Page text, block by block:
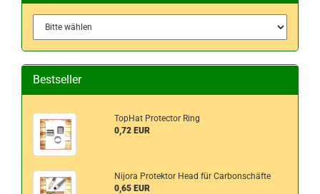
Bestseller
TopHat Protector Ring
0,72 EUR
Nijora Protektor Head für Carbonschäfte
0,65 EUR